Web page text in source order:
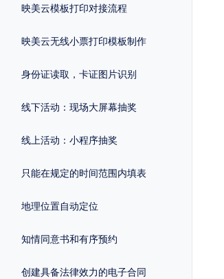
映美云模板打印对接流程
映美云无线小票打印模板制作
身份证读取，卡证图片识别
线下活动：现场大屏幕抽奖
线上活动：小程序抽奖
只能在规定的时间范围内填表
地理位置自动定位
知情同意书和有序预约
创建具备法律效力的电子合同